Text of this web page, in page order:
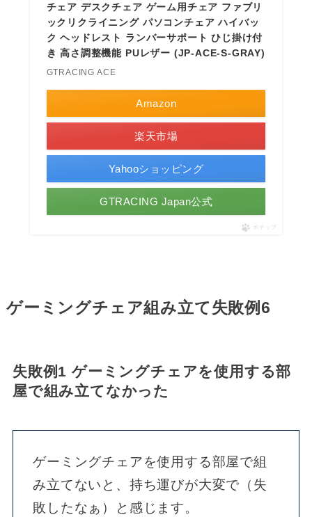
チェア デスクチェア ゲーム用チェア ファブリ
ックリクライニング パソコンチェア ハイバッ
ク ヘッドレスト ランバーサポート ひじ掛け付
き 高さ調整機能 PUレザー (JP-ACE-S-GRAY)
GTRACING ACE
Amazon
楽天市場
Yahooショッピング
GTRACING Japan公式
ポチップ
ゲーミングチェア組み立て失敗例6
失敗例1 ゲーミングチェアを使用する部
屋で組み立てなかった
ゲーミングチェアを使用する部屋で組
み立てないと、持ち運びが大変で（失
敗したなぁ）と感じます。